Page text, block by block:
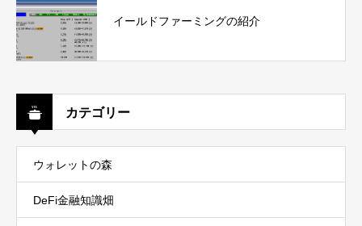
イールドファーミングの紹介
カテゴリー
ウォレットの森
DeFi金融知識畑